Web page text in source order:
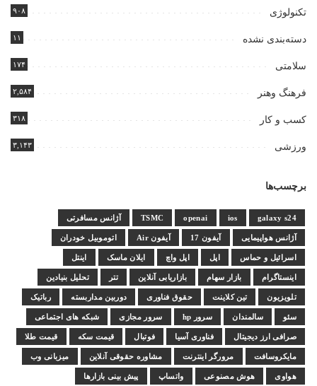
تکنولوژی ۹۰۸
دسته‌بندی نشده ۱۱
سلامتی ۱۷۴
فرهنگ وهنر ۲,۵۸۴
کسب و کار ۳۱۸
ورزشی ۳,۱۴۳
برچسب‌ها
galaxy s24
ios
openai
TSMC آژانس مسافرتی
آژانس هواپیمایی آیفون 17 آیفون Air اتوموبیل خودران
اسرائیل و حماس اپل اپل واچ ایلان ماسک اینتل
اینستاگرام بازار سهام بازاریابی آنلاین تتر تحلیل بنیادین
تلویزیون تین کلاینت حقوق فناوری دوربین مداربسته رباتیک
سئو سالمندان سرور hp سرور مجازی شبکه های اجتماعی
صرافی ارز دیجیتال فناوری آسیا فوتبال قیمت سکه قیمت طلا
مایکروسافت مرورگر اینترنت مشاوره حقوقی آنلاین میزبانی وب
هواوی هوش مصنوعی واتساپ پیش بینی بازارها